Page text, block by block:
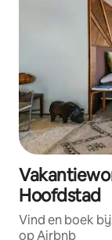
Hoofdstad
Vind en boek
op Airbnb